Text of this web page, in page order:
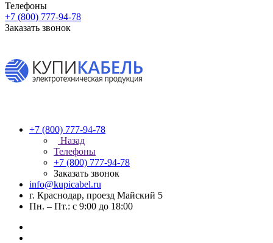
Телефоны
+7 (800) 777-94-78
Заказать звонок
+7 (800) 777-94-78
Назад
Телефоны
+7 (800) 777-94-78
Заказать звонок
info@kupicabel.ru
г. Краснодар, проезд Майский 5
Пн. – Пт.: с 9:00 до 18:00